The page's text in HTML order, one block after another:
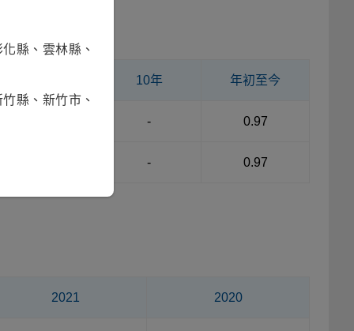
10年 年初至今
- 0.97
- 0.97
2021 2020
縣、雲林縣、
縣、新竹市、